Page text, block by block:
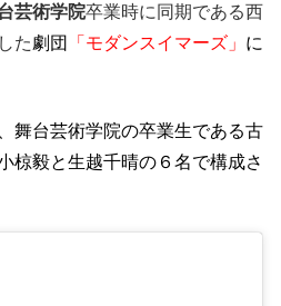
芸術学院卒業時に同期である西
た劇団 「モダンスイマーズ」 に
舞台芸術学院の卒業生である古
椋毅と生越千晴の６名で構成さ